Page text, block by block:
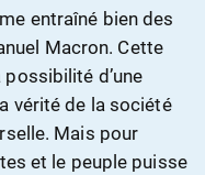
entraîné bien des
Macron. Cette
d’une
vérité de la société
Mais pour
et le peuple puisse